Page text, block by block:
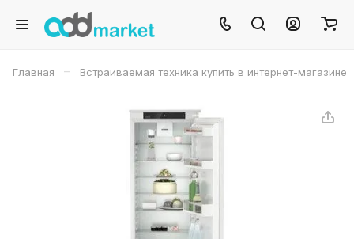
Главная – Встраиваемая техника купить в интернет-магазине